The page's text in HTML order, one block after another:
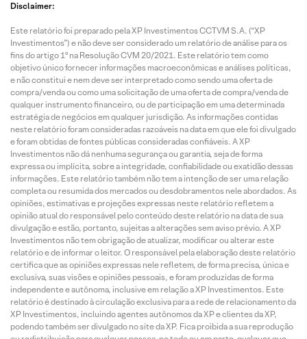
Disclaimer:
Este relatório foi preparado pela XP Investimentos CCTVM S.A. (“XP
Investimentos”) e não deve ser considerado um relatório de análise para os
fins do artigo 1º na Resolução CVM 20/2021. Este relatório tem como
objetivo único fornecer informações macroeconômicas e análises políticas,
e não constitui e nem deve ser interpretado como sendo uma oferta de
compra/venda ou como uma solicitação de uma oferta de compra/venda de
qualquer instrumento financeiro, ou de participação em uma determinada
estratégia de negócios em qualquer jurisdição. As informações contidas
neste relatório foram consideradas razoáveis na data em que ele foi divulgado
e foram obtidas de fontes públicas consideradas confiáveis. A XP
Investimentos não dá nenhuma segurança ou garantia, seja de forma
expressa ou implícita, sobre a integridade, confiabilidade ou exatidão dessas
informações. Este relatório também não tem a intenção de ser uma relação
completa ou resumida dos mercados ou desdobramentos nele abordados. As
opiniões, estimativas e projeções expressas neste relatório refletem a
opinião atual do responsável pelo conteúdo deste relatório na data de sua
divulgação e estão, portanto, sujeitas a alterações sem aviso prévio. A XP
Investimentos não tem obrigação de atualizar, modificar ou alterar este
relatório e de informar o leitor. O responsável pela elaboração deste relatório
certifica que as opiniões expressas nele refletem, de forma precisa, única e
exclusiva, suas visões e opiniões pessoais, e foram produzidas de forma
independente e autônoma, inclusive em relação a XP Investimentos. Este
relatório é destinado à circulação exclusiva para a rede de relacionamento da
XP Investimentos, incluindo agentes autônomos da XP e clientes da XP,
podendo também ser divulgado no site da XP. Fica proibida a sua reprodução